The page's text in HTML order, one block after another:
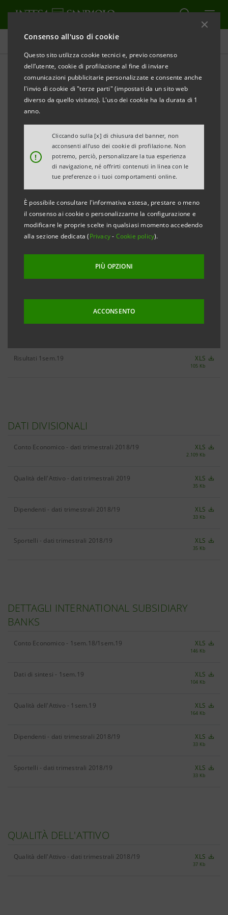
Consenso all'uso di cookie
Questo sito utilizza cookie tecnici e, previo consenso
dell’utente, cookie di profilazione al fine di inviare
comunicazioni pubblicitarie personalizzate e consente anche
l'invio di cookie di "terze parti" (impostati da un sito web
diverso da quello visitato). L'uso dei cookie ha la durata di 1
anno.
!
Cliccando sulla [x] di chiusura del banner, non
acconsenti all’uso dei cookie di profilazione. Non
potremo, perciò, personalizzare la tua esperienza
di navigazione, né offrirti contenuti in linea con le
tue preferenze o i tuoi comportamenti online.
È possibile consultare l'informativa estesa, prestare o meno
il consenso ai cookie o personalizzarne la configurazione e
modificare le proprie scelte in qualsiasi momento accedendo
alla sezione dedicata (Privacy- Cookie policy).
PIÙ OPZIONI
ACCONSENTO
Database cifre chiave
Database cifre chiave
1sem.19
AGGIORNA
I dati qui contenuti hanno carattere esclusivamente
documenti ufficiali del Gruppo Intesa Sanpaolo.
TUTTE LE CIFRE CHIAVE 1SEM.19
Risultati 1sem.19 XLS
105 Kb
DATI DIVISIONALI
Conto Economico - dati trimestrali 2018/19 XLS
2.109 Kb
Qualità dell'Attivo - dati trimestrali 2019 XLS
35 Kb
Dipendenti - dati trimestrali 2018/19 XLS
33 Kb
Sportelli - dati trimestrali 2018/19 XLS
35 Kb
DETTAGLI INTERNATIONAL SUBSIDIARY
BANKS
Conto Economico - 1sem.18/1sem.19 XLS
146 Kb
Dati di sintesi - 1sem.19 XLS
104 Kb
Qualità dell'Attivo - 1sem.19 XLS
164 Kb
Dipendenti - dati trimestrali 2018/19 XLS
33 Kb
Sportelli - dati trimestrali 2018/19 XLS
33 Kb
QUALITÀ DELL'ATTIVO
Qualità dell'Attivo - dati trimestrali 2018/19 XLS
37 Kb